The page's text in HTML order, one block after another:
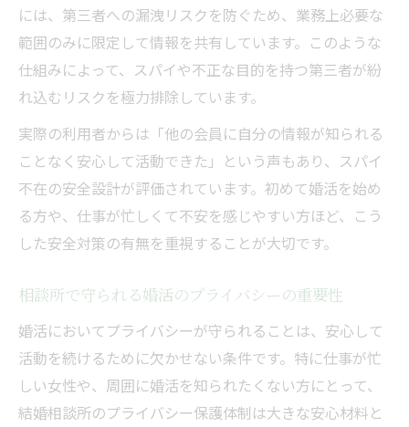
には、第三者への漏洩リスクを防ぐため、業務上必要な
範囲のみに限定して情報を共有しています。このような
仕組みによって、スパイや不正な目的を持つ第三者が紛
れ込むリスクを極力排除しています。
実際の利用者からは「他の会員に自分の情報が知られる
ことなく安心して活動できた」という声もあり、スパイ
不在の安全設計が評価されています。初めて婚活を始め
る方や、仕事が忙しくて不安を感じやすい方ほど、こう
した安全対策の有無を重視することが大切です。
相談所で守られる婚活のプライバシーの重要性
婚活においてプライバシーが守られることは、安心して
活動を続けるために欠かせない条件です。特に仕事が忙
しい女性や、周囲に婚活を知られたくない方にとって、
結婚相談所のプライバシー保護体制は大きな安心材料と